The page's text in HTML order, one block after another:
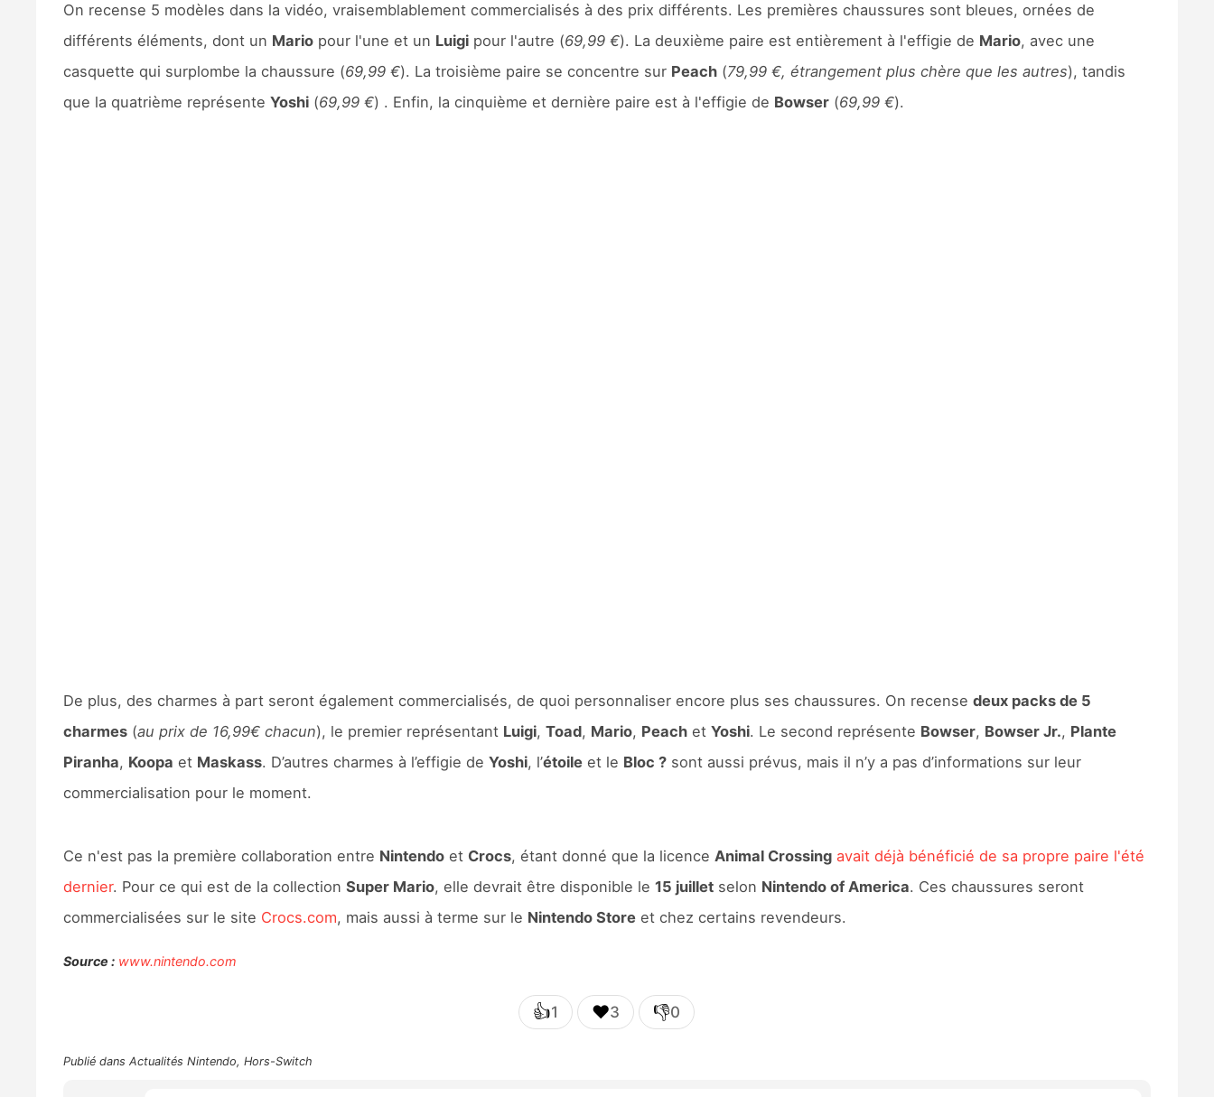
On recense 5 modèles dans la vidéo, vraisemblablement commercialisés à des prix différents. Les premières chaussures sont bleues, ornées de
différents éléments, dont un Mariopour l'une et un Luigipour l'autre (69,99 €). La deuxième paire est entièrement à l'effigie de Mario, avec une
casquette qui surplombe la chaussure (69,99 €). La troisième paire se concentre sur Peach(79,99 €, étrangement plus chère que les autres), tandis
que la quatrième représente Yoshi(69,99 €) . Enfin, la cinquième et dernière paire est à l'effigie de Bowser(69,99 €).
De plus, des charmes à part seront également commercialisés, de quoi personnaliser encore plus ses chaussures. On recense deux packs de 5
charmes(au prix de 16,99€ chacun), le premier représentant Luigi, Toad, Mario, Peachet Yoshi. Le second représente Bowser, Bowser Jr., Plante
Piranha, Koopa et Maskass. D’autres charmes à l’effigie de Yoshi, l’étoileet le Bloc ?sont aussi prévus, mais il n’y a pas d’informations sur leur
commercialisation pour le moment.
Ce n'est pas la première collaboration entre Nintendoet Crocs, étant donné que la licence Animal Crossing avait déjà bénéficié de sa propre paire l'été
dernier. Pour ce qui est de la collection Super Mario, elle devrait être disponible le 15 juilletselon Nintendo of America. Ces chaussures seront
commercialisées sur le site Crocs.com, mais aussi à terme sur le Nintendo Storeet chez certains revendeurs.
Source : www.nintendo.com
👍1 ❤️3 👎0
Publié dans Actualités Nintendo, Hors-Switch